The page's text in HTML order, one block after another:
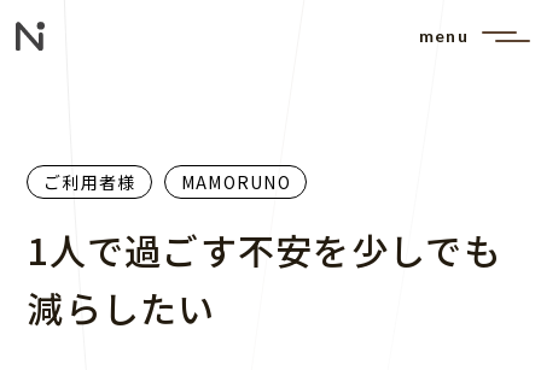
menu
ご利用者様 MAMORUNO
1人で過ごす不安を少しでも
減らしたい